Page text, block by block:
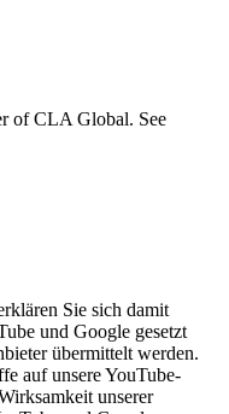
of CLA Global. See
Sie sich damit
und Google gesetzt
übermittelt werden.
auf unsere YouTube-
unserer